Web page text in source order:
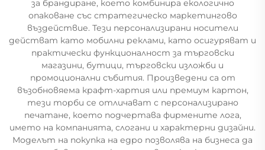
за брандиране, което комбинира екологично
опаковане със стратегическо маркетингово
въздействие. Тези персонализирани носители
действат като мобилни реклами, като осигуряват и
практически функционалност за търговски
магазини, бутици, търговски изложби и
промоционални събития. Произведени са от
възобновяема крафт-хартия или премиум картон,
тези торби се отличават с персонализирано
печатане, което подчертава фирмените лога,
името на компанията, слогани и характерни дизайни.
Моделът на покупка на едро позволява на бизнеса да